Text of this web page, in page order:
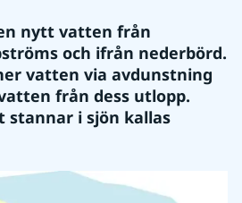
nytt vatten från
och ifrån nederbörd.
vatten via avdunstning
från dess utlopp.
stannar i sjön kallas